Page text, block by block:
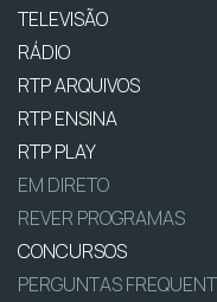
TELEVISÃO
RÁDIO
RTP ARQUIVOS
RTP ENSINA
RTP PLAY
EM DIRETO
REVER PROGRAMAS
CONCURSOS
PERGUNTAS